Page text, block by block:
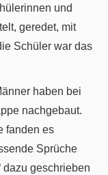
und
geredet, mit
Schüler war das
haben bei
nachgebaut.
fanden es
Sprüche
dazu geschrieben